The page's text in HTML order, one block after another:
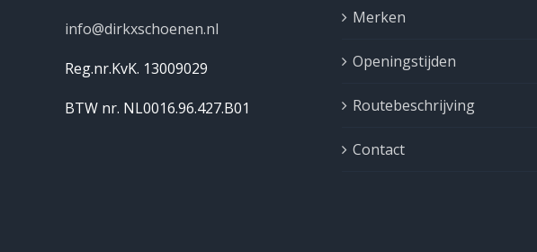
info@dirkxschoenen.nl
Reg.nr.KvK. 13009029
BTW nr. NL0016.96.427.B01
Merken
Openingstijden
Routebeschrijving
Contact